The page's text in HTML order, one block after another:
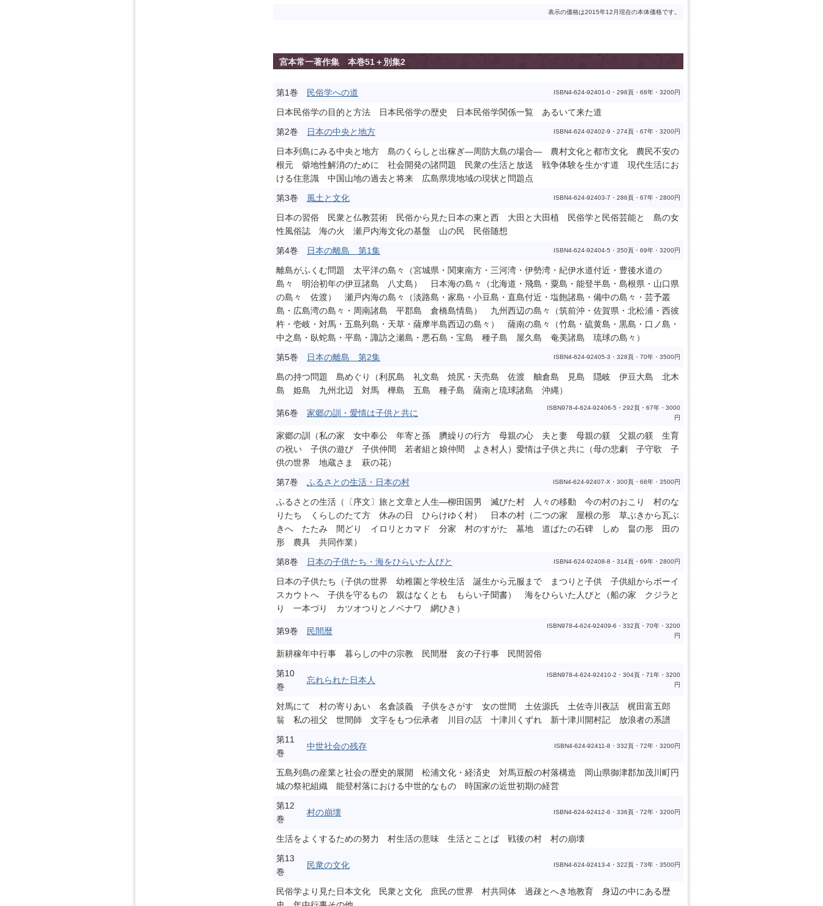
表示の価格は2015年12月現在の本体価格です。
宮本常一著作集 本巻51＋別集2
第1巻 民俗学への道 ISBN4-624-92401-0・298頁・68年・3200円
日本民俗学の目的と方法 日本民俗学の歴史 日本民俗学関係一覧 あるいて来た道
第2巻
日本の中央と地方 ISBN4-624-92402-9・274頁・67年・3200円
日本列島にみる中央と地方 島のくらしと出稼ぎ―周防大島の場合― 農村文化と都市文化 農民不安の
根元 僻地性解消のために 社会開発の諸問題 民衆の生活と放送 戦争体験を生かす道 現代生活にお
ける住意識 中国山地の過去と将来 広島県境地域の現状と問題点
第3巻
風土と文化 ISBN4-624-92403-7・286頁・67年・2800円
日本の習俗 民衆と仏教芸術 民俗から見た日本の東と西 大田と大田植 民俗学と民俗芸能と 島の女
性風俗誌 海の火 瀬戸内海文化の基盤 山の民 民俗随想
第4巻
日本の離島 第1集 ISBN4-624-92404-5・350頁・69年・3200円
離島がふくむ問題 太平洋の島々（宮城県・関東南方・三河湾・伊勢湾・紀伊水道付近・豊後水道の
島々 明治初年の伊豆諸島 八丈島） 日本海の島々（北海道・飛島・粟島・能登半島・島根県・山口県
の島々 佐渡） 瀬戸内海の島々（淡路島・家島・小豆島・直島付近・塩飽諸島・備中の島々・芸予叢
島・広島湾の島々・周南諸島 平郡島 倉橋島情島） 九州西辺の島々（筑前沖・佐賀県・北松浦・西彼
杵・壱岐・対馬・五島列島・天草・薩摩半島西辺の島々） 薩南の島々（竹島・硫黄島・黒島・口ノ島・
中之島・臥蛇島・平島・諏訪之瀬島・悪石島・宝島 種子島 屋久島 奄美諸島 琉球の島々）
第5巻
日本の離島 第2集 ISBN4-624-92405-3・328頁・70年・3500円
島の持つ問題 島めぐり（利尻島 礼文島 焼尻・天売島 佐渡 舳倉島 見島 隠岐 伊豆大島 北木
島 姫島 九州北辺 対馬 樺島 五島 種子島 薩南と琉球諸島 沖縄）
第6巻 家郷の訓・愛情は子供と共に
ISBN978-4-624-92406-5・292頁・67年・3000
円
家郷の訓（私の家 女中奉公 年寄と孫 臍繰りの行方 母親の心 夫と妻 母親の躾 父親の躾 生育
の祝い 子供の遊び 子供仲間 若者組と娘仲間 よき村人）愛情は子供と共に（母の悲劇 子守歌 子
供の世界 地蔵さま 萩の花）
第7巻
ふるさとの生活・日本の村 ISBN4-624-92407-X・300頁・68年・3500円
ふるさとの生活（〔序文〕旅と文章と人生―柳田国男 滅びた村 人々の移動 今の村のおこり 村のな
りたち くらしのたて方 休みの日 ひらけゆく村） 日本の村（二つの家 屋根の形 草ぶきから瓦ぶ
きへ たたみ 間どり イロリとカマド 分家 村のすがた 墓地 道ばたの石碑 しめ 畠の形 田の
形 農具 共同作業）
第8巻
日本の子供たち・海をひらいた人びと ISBN4-624-92408-8・314頁・69年・2800円
日本の子供たち（子供の世界 幼稚園と学校生活 誕生から元服まで まつりと子供 子供組からボーイ
スカウトへ 子供を守るもの 親はなくとも もらい子聞書） 海をひらいた人びと（船の家 クジラと
り 一本づり カツオつりとノベナワ 網ひき）
第9巻 民間暦
ISBN978-4-624-92409-6・332頁・70年・3200
円
新耕稼年中行事 暮らしの中の宗教 民間暦 亥の子行事 民間習俗
第10
巻
忘れられた日本人
ISBN978-4-624-92410-2・304頁・71年・3200
円
対馬にて 村の寄りあい 名倉談義 子供をさがす 女の世間 土佐源氏 土佐寺川夜話 梶田富五郎
翁 私の祖父 世間師 文字をもつ伝承者 川目の話 十津川くずれ 新十津川開村記 放浪者の系譜
第11
巻
中世社会の残存 ISBN4-624-92411-8・332頁・72年・3200円
五島列島の産業と社会の歴史的展開 松浦文化・経済史 対馬豆酘の村落構造 岡山県御津郡加茂川町円
城の祭祀組織 能登村落における中世的なもの 時国家の近世初期の経営
第12
巻
村の崩壊 ISBN4-624-92412-6・336頁・72年・3200円
生活をよくするための努力 村生活の意味 生活とことば 戦後の村 村の崩壊
第13
巻
民衆の文化 ISBN4-624-92413-4・322頁・73年・3500円
民俗学より見た日本文化 民衆と文化 庶民の世界 村共同体 過疎とへき地教育 身辺の中にある歴